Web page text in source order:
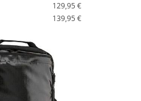
129,95 €
139,95 €